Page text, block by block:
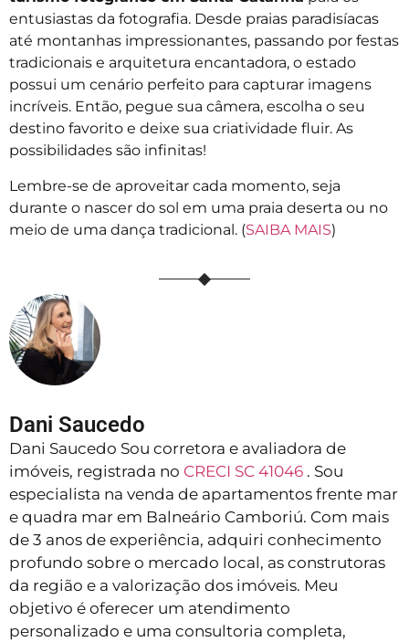
entusiastas da fotografia. Desde praias paradisíacas
até montanhas impressionantes, passando por festas
tradicionais e arquitetura encantadora, o estado
possui um cenário perfeito para capturar imagens
incríveis. Então, pegue sua câmera, escolha o seu
destino favorito e deixe sua criatividade fluir. As
possibilidades são infinitas!
Lembre-se de aproveitar cada momento, seja
durante o nascer do sol em uma praia deserta ou no
meio de uma dança tradicional. (SAIBA MAIS)
Dani Saucedo
Dani Saucedo Sou corretora e avaliadora de
imóveis, registrada no CRECI SC 41046 . Sou
especialista na venda de apartamentos frente mar
e quadra mar em Balneário Camboriú. Com mais
de 3 anos de experiência, adquiri conhecimento
profundo sobre o mercado local, as construtoras
da região e a valorização dos imóveis. Meu
objetivo é oferecer um atendimento
personalizado e uma consultoria completa,